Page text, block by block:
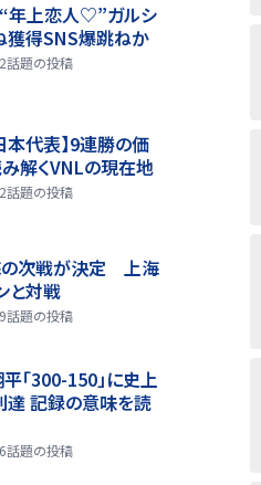
年上恋人♡”ガルシ
獲得SNS爆跳ねか
話題の投稿
本代表】9連勝の価
解くVNLの現在地
話題の投稿
の次戦が決定 上海
と対戦
話題の投稿
平「300-150」に史上
達 記録の意味を読
話題の投稿